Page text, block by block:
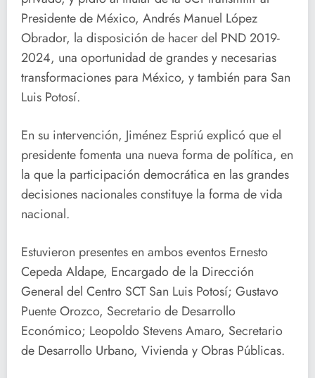
Presidente de México, Andrés Manuel López
Obrador, la disposición de hacer del PND 2019-
2024, una oportunidad de grandes y necesarias
transformaciones para México, y también para San
Luis Potosí.
En su intervención, Jiménez Espriú explicó que el
presidente fomenta una nueva forma de política, en
la que la participación democrática en las grandes
decisiones nacionales constituye la forma de vida
nacional.
Estuvieron presentes en ambos eventos Ernesto
Cepeda Aldape, Encargado de la Dirección
General del Centro SCT San Luis Potosí; Gustavo
Puente Orozco, Secretario de Desarrollo
Económico; Leopoldo Stevens Amaro, Secretario
de Desarrollo Urbano, Vivienda y Obras Públicas.